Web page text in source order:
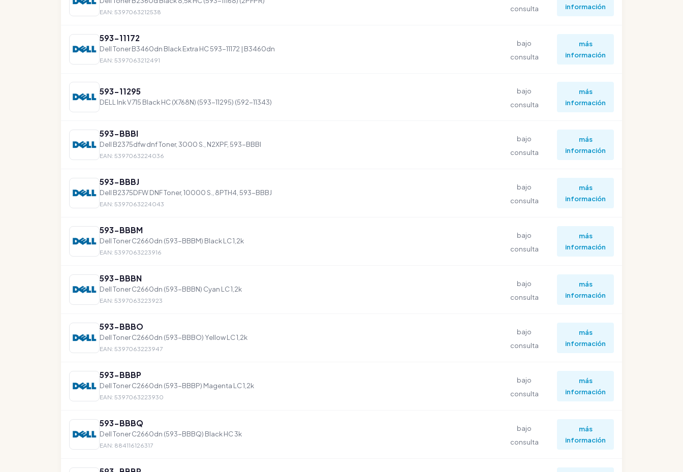
EAN: 5397063212538
consulta
información
593-11172
Dell Toner B3460dn Black Extra HC 593-11172 | B3460dn
EAN: 5397063212491
bajo
consulta
más
información
593-11295
DELL Ink V715 Black HC (X768N) (593-11295) (592-11343)
bajo
consulta
más
información
593-BBBI
Dell B2375dfw dnf Toner, 3000 S., N2XPF, 593-BBBI
EAN: 5397063224036
bajo
consulta
más
información
593-BBBJ
Dell B2375DFW DNF Toner, 10000 S., 8PTH4, 593-BBBJ
EAN: 5397063224043
bajo
consulta
más
información
593-BBBM
Dell Toner C2660dn (593-BBBM) Black LC 1,2k
EAN: 5397063223916
bajo
consulta
más
información
593-BBBN
Dell Toner C2660dn (593-BBBN) Cyan LC 1,2k
EAN: 5397063223923
bajo
consulta
más
información
593-BBBO
Dell Toner C2660dn (593-BBBO) Yellow LC 1,2k
EAN: 5397063223947
bajo
consulta
más
información
593-BBBP
Dell Toner C2660dn (593-BBBP) Magenta LC 1,2k
EAN: 5397063223930
bajo
consulta
más
información
593-BBBQ
Dell Toner C2660dn (593-BBBQ) Black HC 3k
EAN: 884116126317
bajo
consulta
más
información